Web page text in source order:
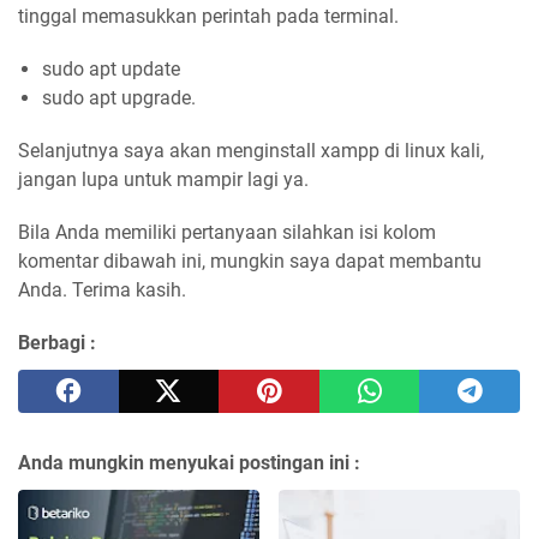
tinggal memasukkan perintah pada terminal.
sudo apt update
sudo apt upgrade.
Selanjutnya saya akan menginstall xampp di linux kali,
jangan lupa untuk mampir lagi ya.
Bila Anda memiliki pertanyaan silahkan isi kolom
komentar dibawah ini, mungkin saya dapat membantu
Anda. Terima kasih.
Berbagi :
Anda mungkin menyukai postingan ini :